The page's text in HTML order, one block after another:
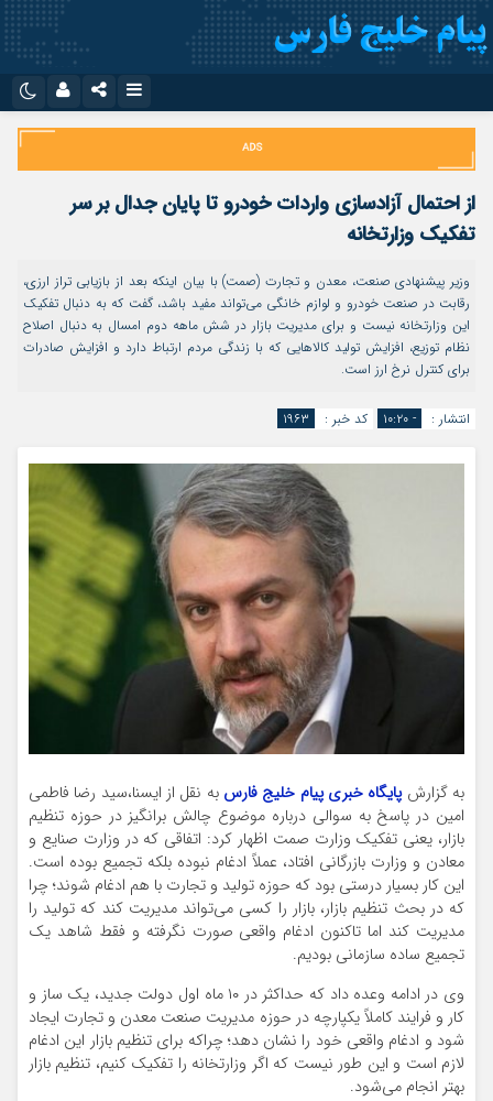
اینستاگرام
تلگرام
سروش
ایتا
آپارات
اپلیکیشن
نام کاربری یا نشانی ایمیل
رمز عبور
مرا به خاطر بسپار
از احتمال آزادسازی واردات خودرو تا پایان جدال بر سر
تفکیک وزارتخانه
وزیر پیشنهادی صنعت، معدن و تجارت (صمت) با بیان اینکه بعد از بازیابی تراز ارزی،
رقابت در صنعت خودرو و لوازم خانگی می‌تواند مفید باشد، گفت که به دنبال تفکیک
این وزارتخانه نیست و برای مدیریت بازار در شش ماهه دوم امسال به دنبال اصلاح
نظام توزیع، افزایش تولید کالاهایی که با زندگی مردم ارتباط دارد و افزایش صادرات
برای کنترل نرخ ارز است.
انتشار : - ۱۰:۲۰ کد خبر : ۱۹۶۳
به گزارش پایگاه خبری پیام خلیج فارس به نقل از ایسنا،سید رضا فاطمی
امین در پاسخ به سوالی درباره موضوع چالش برانگیز در حوزه تنظیم
بازار، یعنی تفکیک وزارت صمت اظهار کرد: اتفاقی که در وزارت صنایع و
معادن و وزارت بازرگانی افتاد، عملاً ادغام نبوده بلکه تجمیع بوده است.
این کار بسیار درستی بود که حوزه تولید و تجارت با هم ادغام شوند؛ چرا
که در بحث تنظیم بازار، بازار را کسی می‌تواند مدیریت کند که تولید را
مدیریت کند اما تاکنون ادغام واقعی صورت نگرفته و فقط شاهد یک
تجمیع ساده سازمانی بودیم.
وی در ادامه وعده داد که حداکثر در ۱۰ ماه اول دولت جدید، یک ساز و
کار و فرایند کاملاً یکپارچه در حوزه مدیریت صنعت معدن و تجارت ایجاد
شود و ادغام واقعی خود را نشان دهد؛ چراکه برای تنظیم بازار این ادغام
لازم است و این طور نیست که اگر وزارتخانه را تفکیک کنیم، تنظیم بازار
بهتر انجام می‌شود.